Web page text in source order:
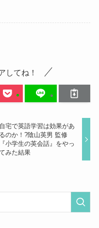
してね！
自宅で英語学習は効果があ
るのか！?陰山英男 監修
『小学生の英会話』をやっ
みた結果